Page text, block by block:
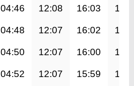
04:46 12:08 16:03
04:48 12:07 16:02
04:50 12:07 16:00
04:52 12:07 15:59